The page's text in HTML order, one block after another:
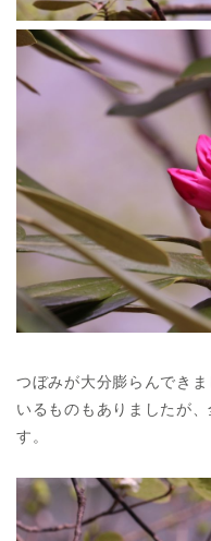
つぼみが大分膨らんでき
いるものもありましたが
す。